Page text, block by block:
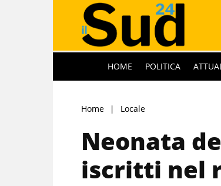
HOME POLITICA
Home Locale
Neonata
iscritti nel